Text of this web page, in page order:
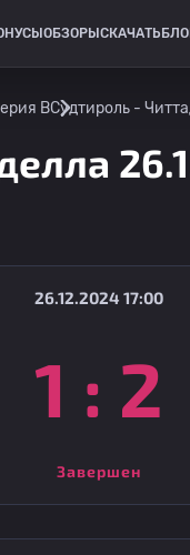
ОБЗОРЫ СКАЧАТЬ
BСудтироль -
26.12.2024 17:00
1 : 2
Завершен